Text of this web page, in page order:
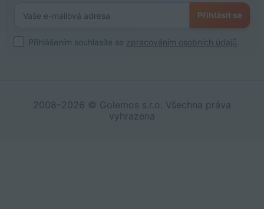
Přihlásit se
Přihlášením souhlasíte se zpracováním osobních údajů
2008–2026 © Golemos s.r.o. Všechna práva
vyhrazena